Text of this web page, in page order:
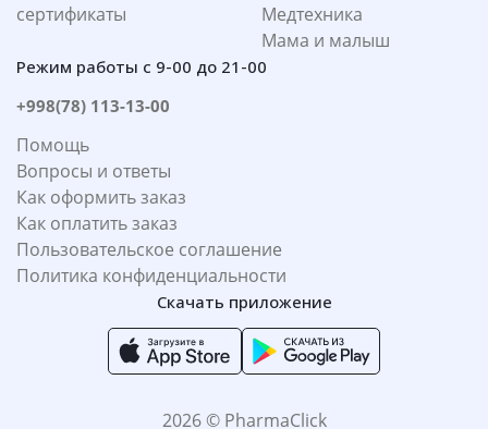
сертификаты
Медтехника
Мама и малыш
Режим работы с 9-00 до 21-00
+998(78) 113-13-00
Помощь
Вопросы и ответы
Как оформить заказ
Как оплатить заказ
Пользовательское соглашение
Политика конфиденциальности
Скачать приложение
2026 © PharmaClick